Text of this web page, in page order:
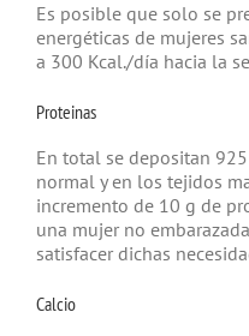
Es posible que solo se
energéticas de mujeres
a 300 Kcal./día hacia la
Proteinas
En total se depositan
normal y en los tejidos
incremento de 10 g de
una mujer no
satisfacer dichas
Calcio